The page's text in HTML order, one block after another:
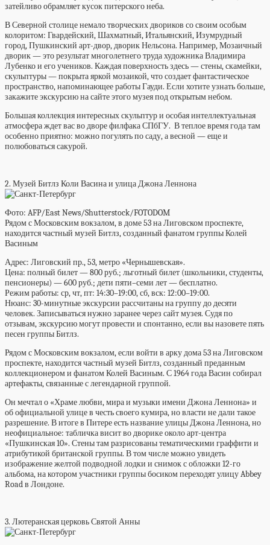
затейливо обрамляет кусок питерского неба.
В Северной столице немало творческих двориков со своим особым
колоритом: Гвардейский, Шахматный, Итальянский, Изумрудный
город, Пушкинский арт-двор, дворик Нельсона. Например, Мозаичный
дворик — это результат многолетнего труда художника Владимира
Лубенко и его учеников. Каждая поверхность здесь — стены, скамейки,
скульптуры — покрыта яркой мозаикой, что создает фантастическое
пространство, напоминающее работы Гауди. Если хотите узнать больше,
закажите экскурсию на сайте этого музея под открытым небом.
Большая коллекция интересных скульптур и особая интеллектуальная
атмосфера ждет вас во дворе филфака СПбГУ. В теплое время года там
особенно приятно: можно погулять по саду, а весной — еще и
полюбоваться сакурой.
2. Музей Битлз Коли Васина и улица Джона Леннона
Фото: AFP/East News/Shutterstock/FOTODOM
Рядом с Московским вокзалом, в доме 53 на Лиговском проспекте,
находится частный музей Битлз, созданный фанатом группы Колей
Васиным
Адрес: Лиговский пр., 53, метро «Чернышевская».
Цена: полный билет — 800 руб.; льготный билет (школьники, студенты,
пенсионеры) — 600 руб.; дети пяти–семи лет — бесплатно.
Режим работы: ср, чт, пт: 14:30–19:00, сб, вск: 12:00–19:00.
Нюанс: 30-минутные экскурсии рассчитаны на группу до десяти
человек. Записываться нужно заранее через сайт музея. Судя по
отзывам, экскурсию могут провести и спонтанно, если вы назовете пять
песен группы Битлз.
Рядом с Московским вокзалом, если войти в арку дома 53 на Лиговском
проспекте, находится частный музей Битлз, созданный преданным
коллекционером и фанатом Колей Васиным. С 1964 года Васин собирал
артефакты, связанные с легендарной группой.
Он мечтал о «Храме любви, мира и музыки имени Джона Леннона» и
об официальной улице в честь своего кумира, но власти не дали такое
разрешение. В итоге в Питере есть название улицы Джона Леннона, но
неофициальное: табличка висит во дворике около арт-центра
«Пушкинская 10». Стены там разрисованы тематическими граффити и
атрибутикой британской группы. В том числе можно увидеть
изображение желтой подводной лодки и снимок с обложки 12-го
альбома, на котором участники группы босиком переходят улицу Abbey
Road в Лондоне.
3. Лютеранская церковь Святой Анны